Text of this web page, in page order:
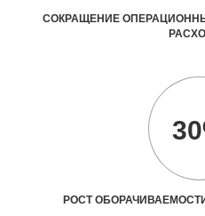
СОКРАЩЕНИЕ
РОСТ